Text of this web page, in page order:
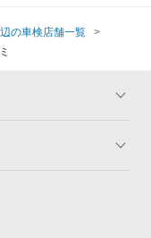
の車検店舗一覧
ン一覧